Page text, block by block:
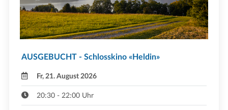
AUSGEBUCHT - Schlosskino «Heldin»
Fr, 21. August 2026
20:30 - 22:00 Uhr